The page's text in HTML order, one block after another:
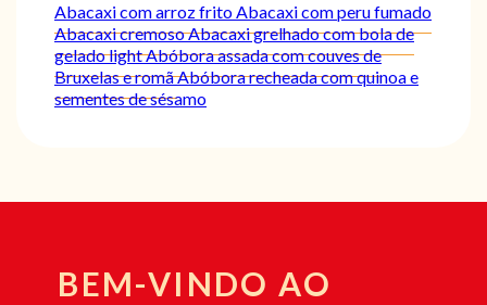
Abacaxi com arroz fritoAbacaxi com peru fumado
Abacaxi cremosoAbacaxi grelhado com bola de
gelado lightAbóbora assada com couves de
Bruxelas e romãAbóbora recheada com quinoa e
sementes de sésamo
BEM-VINDO AO